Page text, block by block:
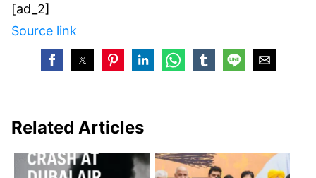
[ad_2]
Source link
Related Articles